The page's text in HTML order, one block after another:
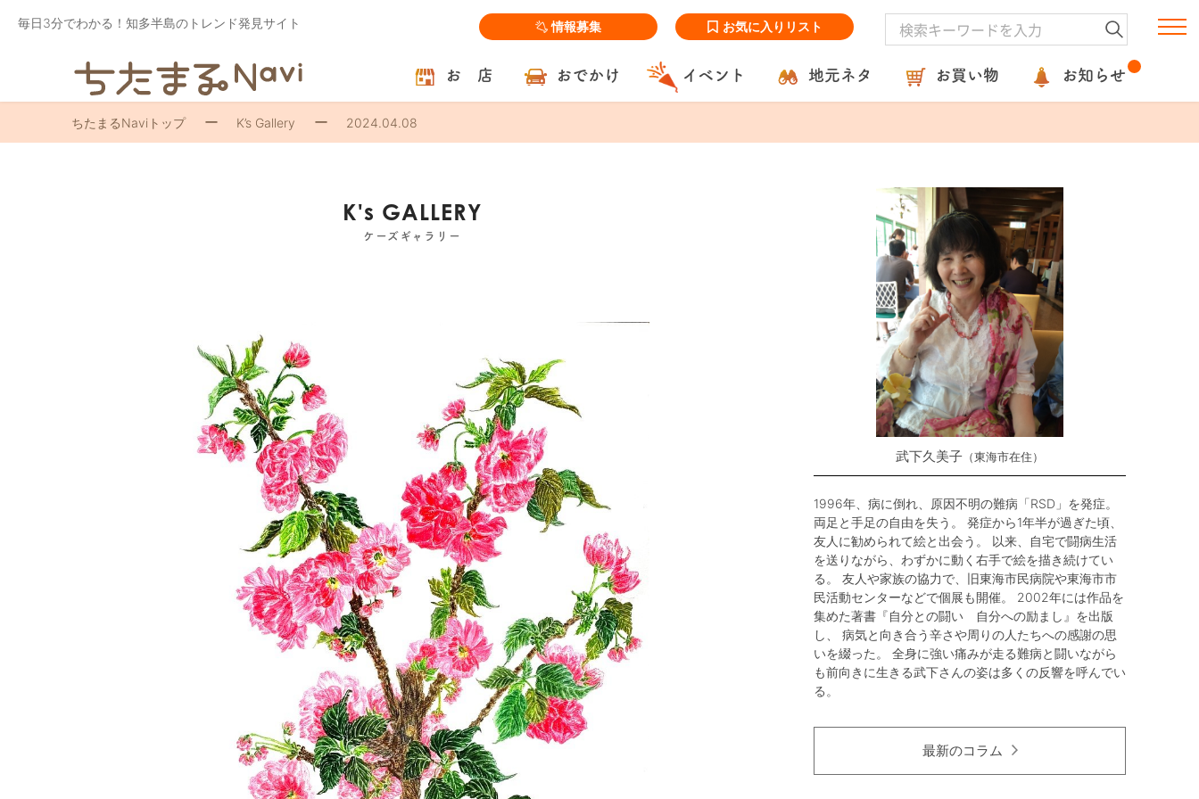
毎日3分でわかる！知多半島のトレンド発見サイト 情報募集 お気に入りリスト
お 店 おでかけ イベント 地元ネタ お買い物 お知らせ
ちたまるNaviトップ K’s Gallery 2024.04.08
K's GALLERY
ケーズギャラリー
武下久美子 東海市在住
1996年、病に倒れ、原因不明の難病「RSD」を発症。
両足と手足の自由を失う。 発症から1年半が過ぎた頃、
友人に勧められて絵と出会う。 以来、自宅で闘病生活
を送りながら、わずかに動く右手で絵を描き続けてい
る。 友人や家族の協力で、旧東海市民病院や東海市市
民活動センターなどで個展も開催。 2002年には作品を
集めた著書『自分との闘い 自分への励まし』を出版
し、 病気と向き合う辛さや周りの人たちへの感謝の思
いを綴った。 全身に強い痛みが走る難病と闘いながら
も前向きに生きる武下さんの姿は多くの反響を呼んでい
る。
最新のコラム